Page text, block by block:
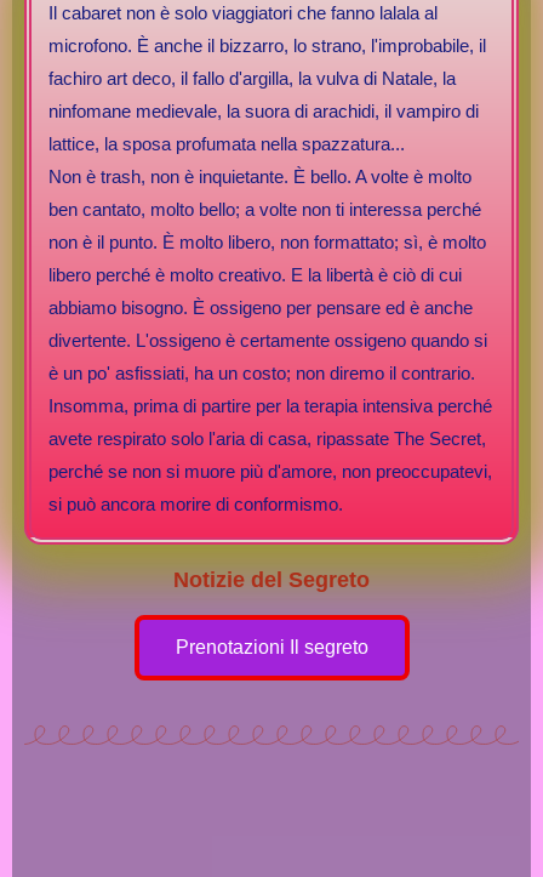
Il cabaret non è solo viaggiatori che fanno lalala al
microfono. È anche il bizzarro, lo strano, l'improbabile, il
fachiro art deco, il fallo d'argilla, la vulva di Natale, la
ninfomane medievale, la suora di arachidi, il vampiro di
lattice, la sposa profumata nella spazzatura...
Non è trash, non è inquietante. È bello. A volte è molto
ben cantato, molto bello; a volte non ti interessa perché
non è il punto. È molto libero, non formattato; sì, è molto
libero perché è molto creativo. E la libertà è ciò di cui
abbiamo bisogno. È ossigeno per pensare ed è anche
divertente. L'ossigeno è certamente ossigeno quando si
è un po' asfissiati, ha un costo; non diremo il contrario.
Insomma, prima di partire per la terapia intensiva perché
avete respirato solo l'aria di casa, ripassate The Secret,
perché se non si muore più d'amore, non preoccupatevi,
si può ancora morire di conformismo.
Notizie del Segreto
Prenotazioni Il segreto